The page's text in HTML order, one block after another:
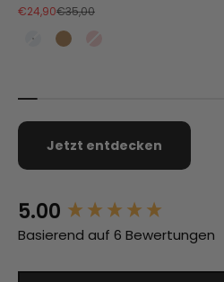
Angebot
€24,90Regulärer Preis
€35,00
OceanNatural
Jetzt entdecken
5.00
Basierend auf 6 Bewertungen
New content loaded